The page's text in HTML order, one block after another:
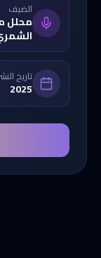
الضيف
محلل
تاريخ
2025